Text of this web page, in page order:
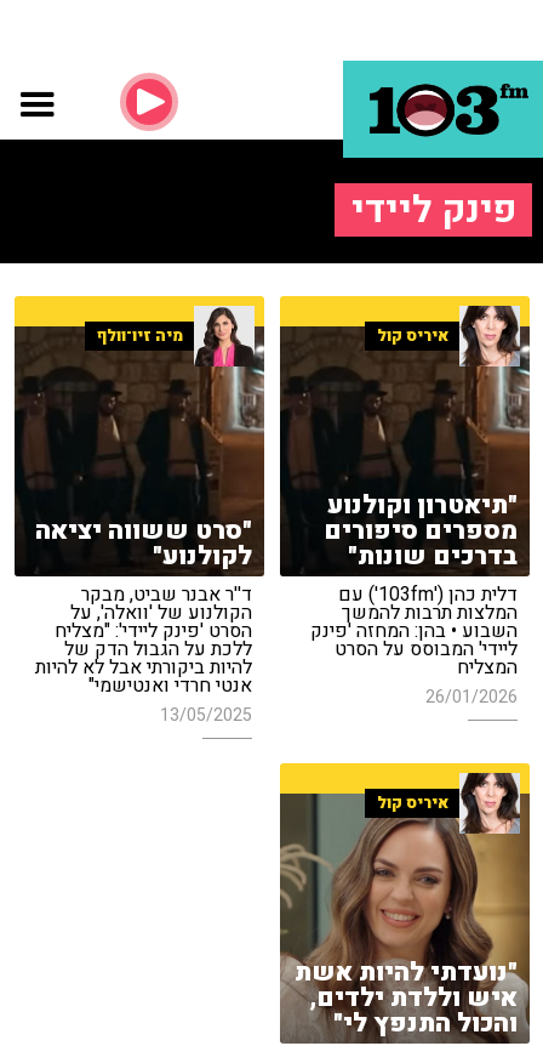
פינק ליידי
איריס קול
"תיאטרון וקולנוע
מספרים סיפורים
בדרכים שונות"
דלית כהן ('103fm') עם
המלצות תרבות להמשך
השבוע • בהן: המחזה 'פינק
ליידי' המבוסס על הסרט
המצליח
26/01/2026
מיה זיו־וולף
"סרט ששווה יציאה
לקולנוע"
ד''ר אבנר שביט, מבקר
הקולנוע של 'וואלה', על
הסרט 'פינק ליידי': "מצליח
ללכת על הגבול הדק של
להיות ביקורתי אבל לא להיות
אנטי חרדי ואנטישמי"
13/05/2025
איריס קול
"נועדתי להיות אשת
איש וללדת ילדים,
והכול התנפץ לי"